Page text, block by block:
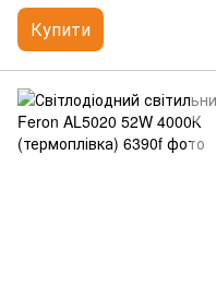
Купити